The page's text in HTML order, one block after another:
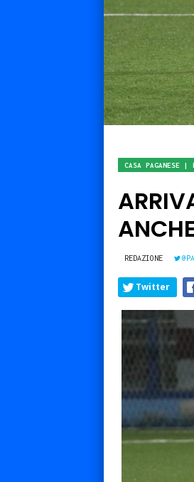
CASA PAGANESE |
REDAZIONE
Twitter